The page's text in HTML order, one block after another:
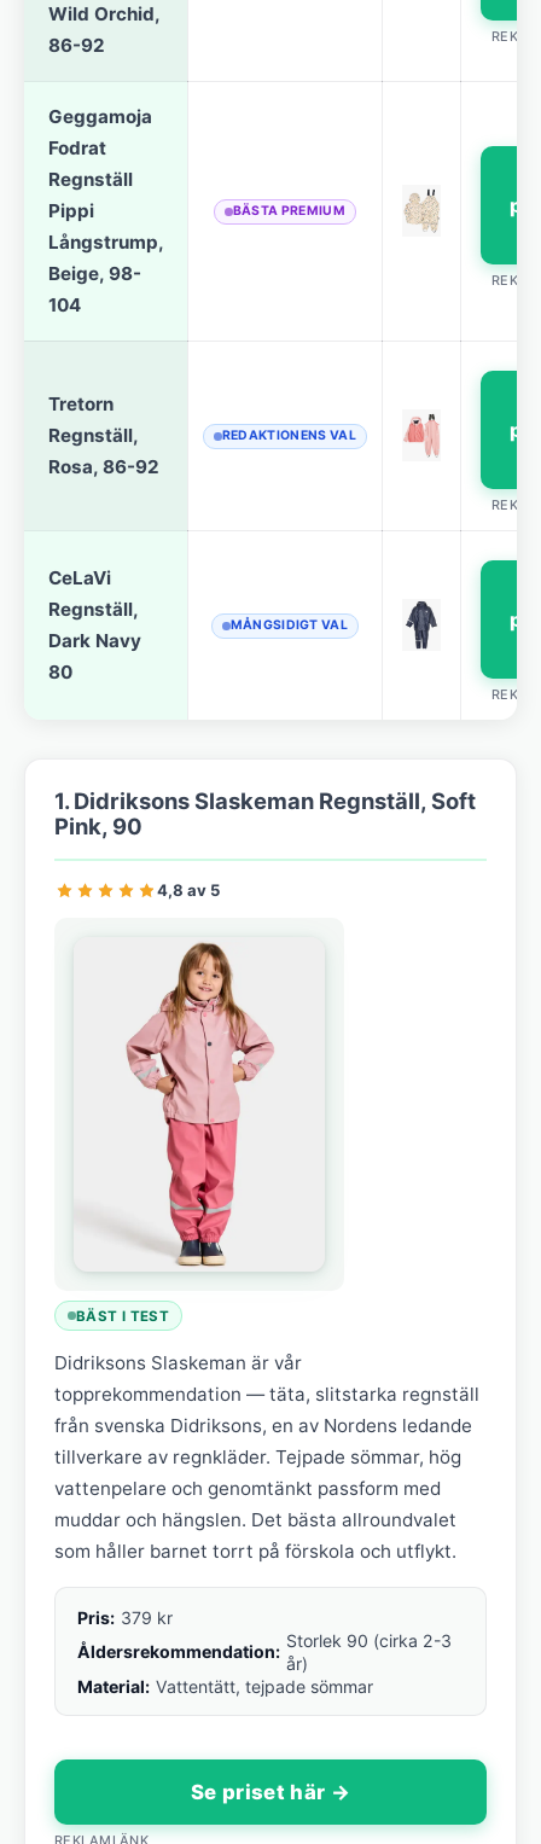
Wild Orchid,
86-92
Geggamoja
Fodrat
Regnställ
Pippi
Långstrump,
Beige, 98-
104
BÄSTA PREMIUM
Tretorn
Regnställ,
Rosa, 86-92
REDAKTIONENS VAL
CeLaVi
Regnställ,
Dark Navy
80
MÅNGSIDIGT VAL
1. Didriksons Slaskeman Regnställ, Soft
Pink, 90
4,8 av 5
BÄST I TEST
Didriksons Slaskeman är vår
topprekommendation — täta, slitstarka regnställ
från svenska Didriksons, en av Nordens ledande
tillverkare av regnkläder. Tejpade sömmar, hög
vattenpelare och genomtänkt passform med
muddar och hängslen. Det bästa allroundvalet
som håller barnet torrt på förskola och utflykt.
Pris: 379 kr
Åldersrekommendation:
Storlek 90 (cirka 2-3
år)
Material: Vattentätt, tejpade sömmar
Se priset här →